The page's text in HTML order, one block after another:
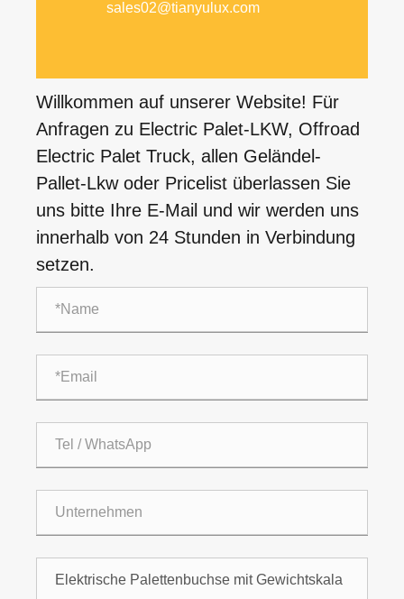
sales02@tianyulux.com
Willkommen auf unserer Website! Für
Anfragen zu Electric Palet-LKW, Offroad
Electric Palet Truck, allen Geländel-
Pallet-Lkw oder Pricelist überlassen Sie
uns bitte Ihre E-Mail und wir werden uns
innerhalb von 24 Stunden in Verbindung
setzen.